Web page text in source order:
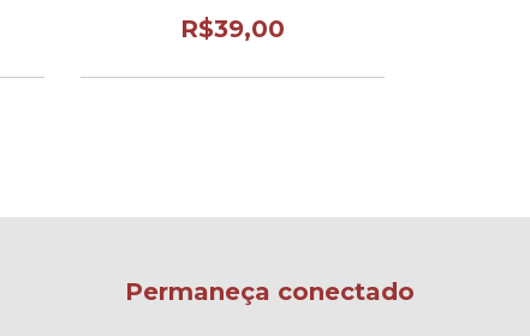
R$39,00
Permaneça conectado